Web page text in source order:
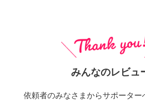
みんなのレビュ
依頼者のみなさまからサポーター